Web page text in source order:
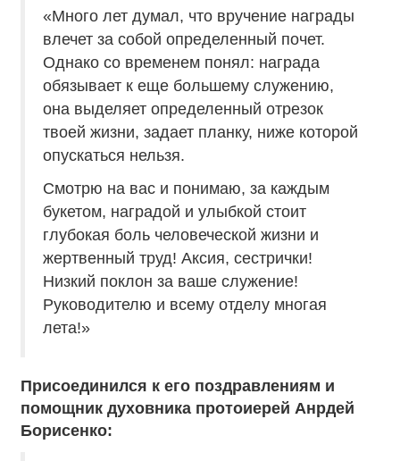
«Много лет думал, что вручение награды
влечет за собой определенный почет.
Однако со временем понял: награда
обязывает к еще большему служению,
она выделяет определенный отрезок
твоей жизни, задает планку, ниже которой
опускаться нельзя.
Смотрю на вас и понимаю, за каждым
букетом, наградой и улыбкой стоит
глубокая боль человеческой жизни и
жертвенный труд! Аксия, сестрички!
Низкий поклон за ваше служение!
Руководителю и всему отделу многая
лета!»
Присоединился к его поздравлениям и
помощник духовника протоиерей Анрдей
Борисенко: